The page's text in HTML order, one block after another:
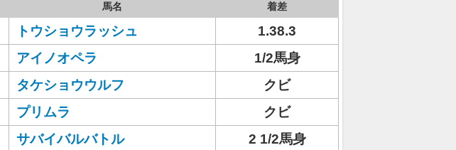
馬名 着差
トウショウラッシュ
1.38.3
アイノオペラ
1/2馬身
タケショウウルフ
クビ
プリムラ
クビ
サバイバルバトル
2 1/2馬身